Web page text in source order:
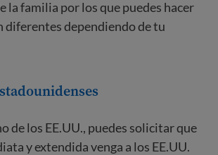
la familia por los que puedes hacer
diferentes dependiendo de tu
de los EE.UU., puedes solicitar que
y extendida venga a los EE.UU.